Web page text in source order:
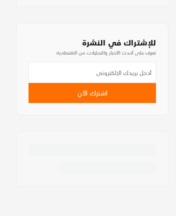
للإشتراك في النشرة
تعرف على أحدث الأخبار والتحليلات من الاقتصادية
اشترك الآن